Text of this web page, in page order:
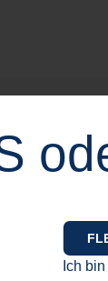
Ich
und
Gewicht